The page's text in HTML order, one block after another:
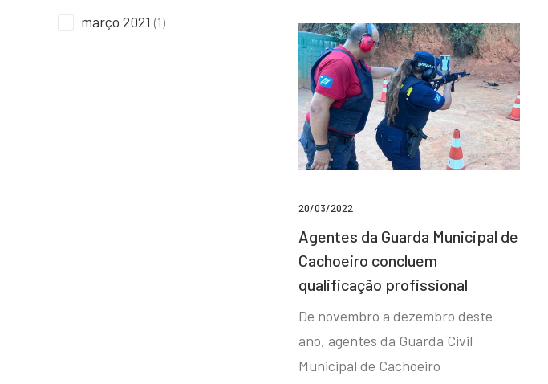
março 2021 (1)
20/03/2022
Agentes da Guarda Municipal de
Cachoeiro concluem
qualificação profissional
De novembro a dezembro deste
ano, agentes da Guarda Civil
Municipal de Cachoeiro